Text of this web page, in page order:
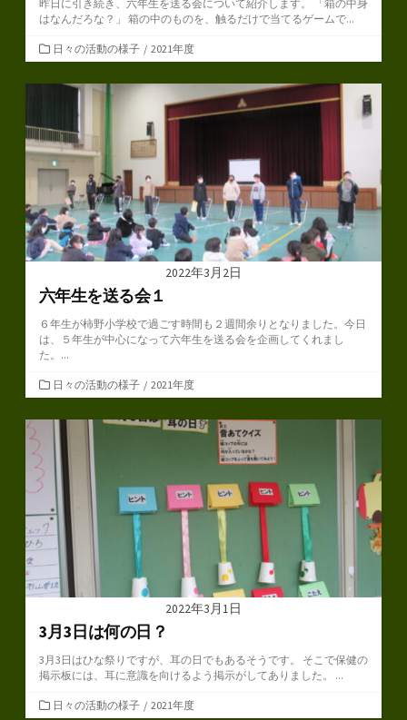
昨日に引き続き、六年生を送る会について紹介します。 「箱の中身
はなんだろな？」 箱の中のものを、触るだけで当てるゲームで...
カ
テ
ゴ
日々の活動の様子 / 2021年度
2022年3月2日
六年生を送る会１
６年生が柿野小学校で過ごす時間も２週間余りとなりました。今日
は、５年生が中心になって六年生を送る会を企画してくれまし
た。...
カ
テ
ゴ
リ
ー
日々の活動の様子 / 2021年度
2022年3月1日
3月3日は何の日？
3月3日はひな祭りですが、耳の日でもあるそうです。 そこで保健の
掲示板には、耳に意識を向けるよう掲示がしてありました。 ...
カ日々の活動の様子 / 2021年度